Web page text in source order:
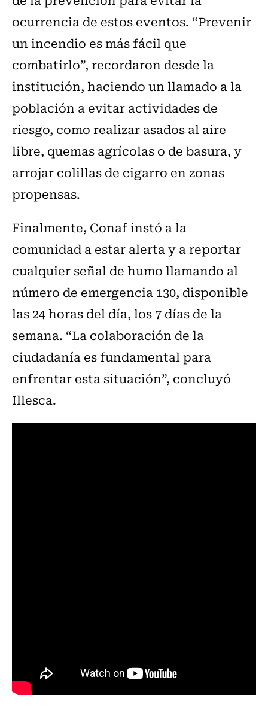
ocurrencia de estos eventos. “Prevenir
un incendio es más fácil que
combatirlo”, recordaron desde la
institución, haciendo un llamado a la
población a evitar actividades de
riesgo, como realizar asados al aire
libre, quemas agrícolas o de basura, y
arrojar colillas de cigarro en zonas
propensas.
Finalmente, Conaf instó a la
comunidad a estar alerta y a reportar
cualquier señal de humo llamando al
número de emergencia 130, disponible
las 24 horas del día, los 7 días de la
semana. “La colaboración de la
ciudadanía es fundamental para
enfrentar esta situación”, concluyó
Illesca.